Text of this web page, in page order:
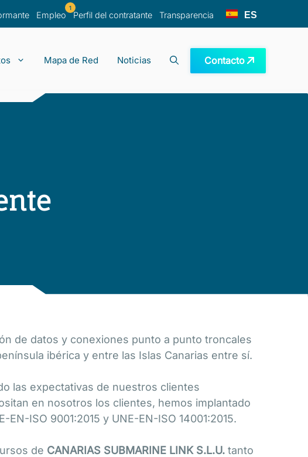
1
Empleo Perfil del contratante Transparencia ES
frecuentes
en manode investigación
Mapa de Red Noticias Contacto
de datos y conexiones punto a punto troncales
ibérica y entre las Islas Canarias entre sí.
las expectativas de nuestros clientes
en nosotros los clientes, hemos implantado
ISO 9001:2015 y UNE-EN-ISO 14001:2015.
de CANARIAS SUBMARINE LINK S.L.U. tanto